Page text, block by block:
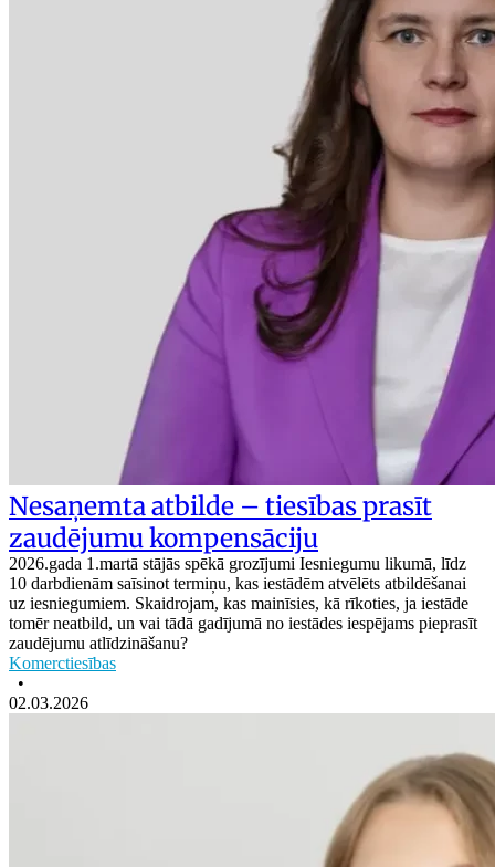
Nesaņemta atbilde – tiesības prasīt
zaudējumu kompensāciju
2026.gada 1.martā stājās spēkā grozījumi Iesniegumu likumā, līdz
10 darbdienām saīsinot termiņu, kas iestādēm atvēlēts atbildēšanai
uz iesniegumiem. Skaidrojam, kas mainīsies, kā rīkoties, ja iestāde
tomēr neatbild, un vai tādā gadījumā no iestādes iespējams pieprasīt
zaudējumu atlīdzināšanu?
Komerctiesības
•
02.03.2026